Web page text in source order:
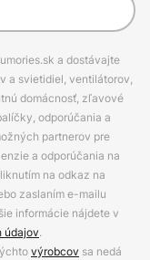
a dostávajte
a svietidiel, ventilátorov,
domácnosť, zľavové
odporúčania a
partnerov pre
a odporúčania na
na odkaz na
zaslaním e-mailu
informácie nájdete v
údajov.
výrobcov sa nedá